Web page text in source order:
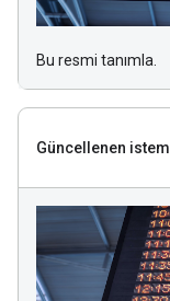
Bu resmi tanımla.
Güncellenen istem